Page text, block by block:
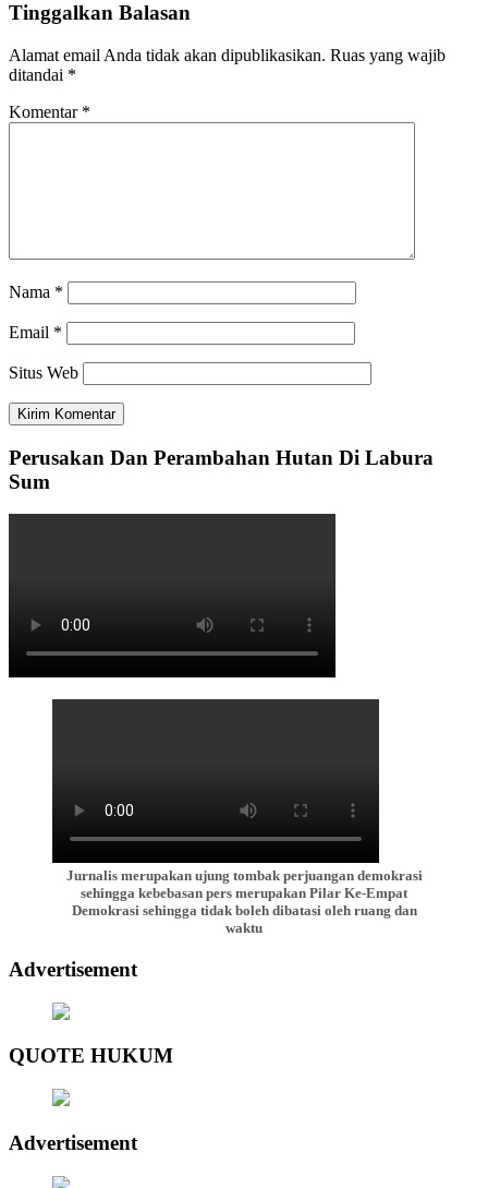
Tinggalkan Balasan
Alamat email Anda tidak akan dipublikasikan. Ruas yang wajib
ditandai *
Komentar *
Nama *
Email *
Situs Web
Perusakan Dan Perambahan Hutan Di Labura
Sum
Jurnalis merupakan ujung tombak perjuangan demokrasi
sehingga kebebasan pers merupakan Pilar Ke-Empat
Demokrasi sehingga tidak boleh dibatasi oleh ruang dan
waktu
Advertisement
QUOTE HUKUM
Advertisement